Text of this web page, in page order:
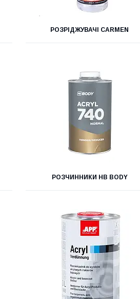
РОЗРІДЖУВАЧІ CARMEN
РОЗЧИННИКИ HB BODY